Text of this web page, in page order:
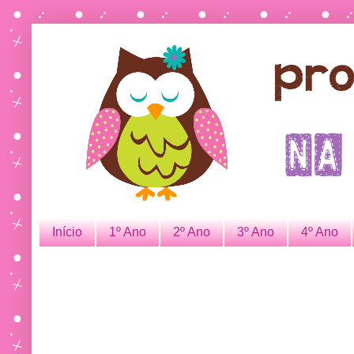
Início 1º Ano 2º Ano 3º Ano 4º Ano